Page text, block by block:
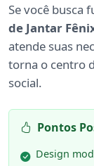
Se você busca
de Jantar
atende suas
torna o centro
social.
Pontos
Design